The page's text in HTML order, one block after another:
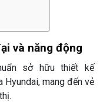
và năng động
sở hữu thiết kế
Hyundai, mang đến vẻ